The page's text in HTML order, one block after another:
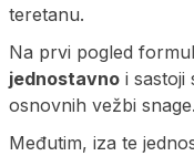
teretanu.
Na prvi pogled
jednostavno i sastoji
osnovnih vežbi snage.
Međutim, iza te